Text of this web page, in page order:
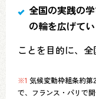
全国の実践の
の輪を広げてい
ことを目的に、全
※1 気候変動枠組条約第
で、フランス・パリで開